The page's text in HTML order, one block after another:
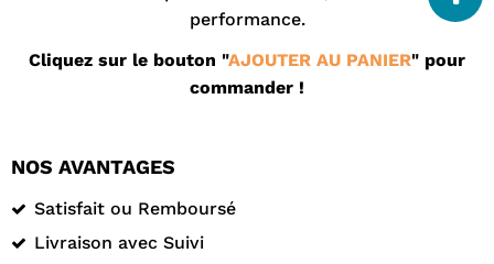
performance.
Cliquez sur le bouton "AJOUTER AU PANIER" pour
commander !
NOS AVANTAGES
Satisfait ou Remboursé
Livraison avec Suivi